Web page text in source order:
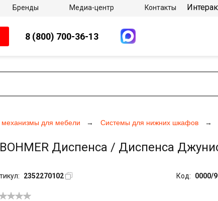
механизмы для мебели Системы для нижних шкафов
Диспенса / Диспенса
2352270102 Код: 0000/
Бренды Медиа-центр Контакты
8 (800) 700-36-13